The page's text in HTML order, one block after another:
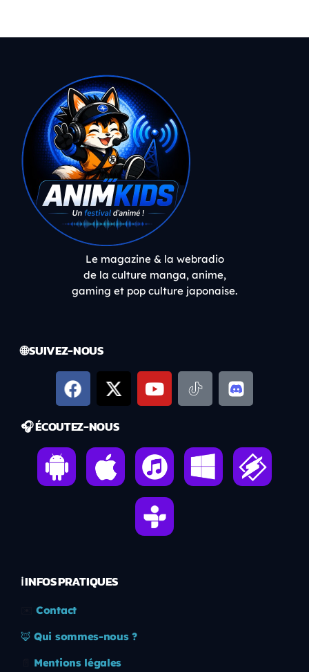
Le magazine & la webradio
de la culture manga, anime,
gaming et pop culture japonaise.
🌐 SUIVEZ-NOUS
🎧 ÉCOUTEZ-NOUS
ℹ️ INFOS PRATIQUES
Contact
🦊 Qui sommes-nous ?
Mentions légales